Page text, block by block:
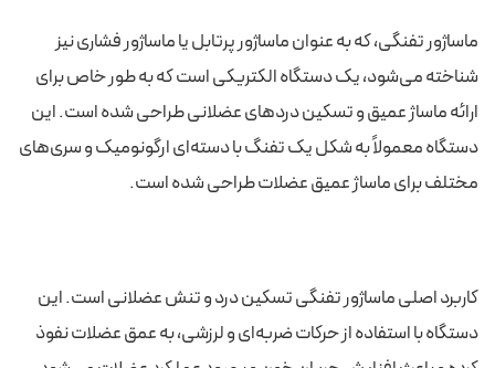
ماساژور تفنگی، که به عنوان ماساژور پرتابل یا ماساژور فشاری نیز
شناخته می‌شود، یک دستگاه الکتریکی است که به طور خاص برای
ارائه ماساژ عمیق و تسکین دردهای عضلانی طراحی شده است. این
دستگاه معمولاً به شکل یک تفنگ با دسته‌ای ارگونومیک و سری‌های
مختلف برای ماساژ عمیق عضلات طراحی شده است.
کاربرد اصلی ماساژور تفنگی تسکین درد و تنش عضلانی است. این
دستگاه با استفاده از حرکات ضربه‌ای و لرزشی، به عمق عضلات نفوذ